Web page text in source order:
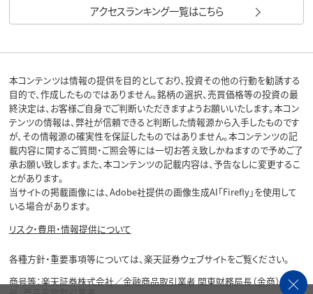
アクセスランキング一覧はこちら
本コンテンツは情報の提供を目的としており、投資その他の行動を勧誘する
目的で、作成したものではありません。銘柄の選択、売買価格等の投資の最
終決定は、お客様ご自身でご判断いただきますようお願いいたします。本コン
テンツの情報は、弊社が信頼できると判断した情報源から入手したものです
が、その情報源の確実性を保証したものではありません。本コンテンツの記
載内容に関するご質問・ご照会等には一切お答え致しかねますので予めご了
承お願い致します。また、本コンテンツの記載内容は、予告なしに変更するこ
とがあります。
当サイトの掲載画像には、Adobe社提供の画像生成AI「Firefly」を使用して
いる場合があります。
リスク・費用・情報提供について
各種方針・重要事項等については、楽天証券ウェブサイトをご覧ください。
商号等：楽天証券株式会社／金融商品取引業者 関東財務局長（金商）第195